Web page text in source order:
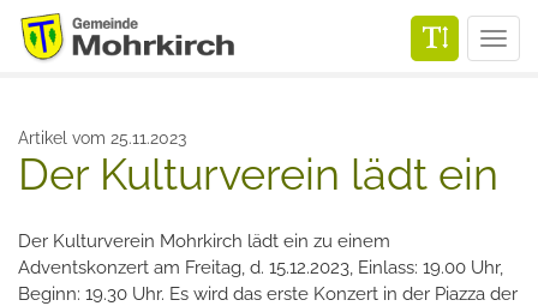
Artikel vom 25.11.2023
Der Kulturverein lädt ein
Der Kulturverein Mohrkirch lädt ein zu einem
Adventskonzert am Freitag, d. 15.12.2023, Einlass: 19.00 Uhr,
Beginn: 19.30 Uhr. Es wird das erste Konzert in der Piazza der